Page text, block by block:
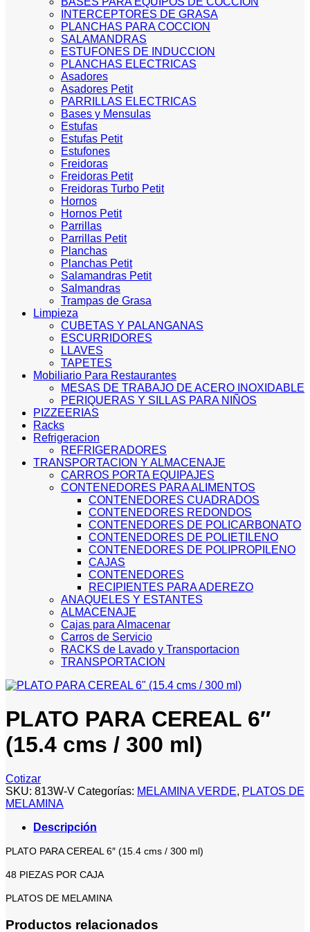
INTERCEPTORES DE GRASA
PLANCHAS PARA COCCION
SALAMANDRAS
ESTUFONES DE INDUCCION
PLANCHAS ELECTRICAS
Asadores
Asadores Petit
PARRILLAS ELECTRICAS
Bases y Mensulas
Estufas
Estufas Petit
Estufones
Freidoras
Freidoras Petit
Freidoras Turbo Petit
Hornos
Hornos Petit
Parrillas
Parrillas Petit
Planchas
Planchas Petit
Salamandras Petit
Salmandras
Trampas de Grasa
Limpieza
CUBETAS Y PALANGANAS
ESCURRIDORES
LLAVES
TAPETES
Mobiliario Para Restaurantes
MESAS DE TRABAJO DE ACERO INOXIDABLE
PERIQUERAS Y SILLAS PARA NIÑOS
PIZZEERIAS
Racks
Refrigeracion
REFRIGERADORES
TRANSPORTACION Y ALMACENAJE
CARROS PORTA EQUIPAJES
CONTENEDORES PARA ALIMENTOS
CONTENEDORES CUADRADOS
CONTENEDORES REDONDOS
CONTENEDORES DE POLICARBONATO
CONTENEDORES DE POLIETILENO
CONTENEDORES DE POLIPROPILENO
CAJAS
CONTENEDORES
RECIPIENTES PARA ADEREZO
ANAQUELES Y ESTANTES
ALMACENAJE
Cajas para Almacenar
Carros de Servicio
RACKS de Lavado y Transportacion
TRANSPORTACION
PLATO PARA CEREAL 6″
(15.4 cms / 300 ml)
Cotizar
SKU: 813W-V Categorías: MELAMINA VERDE, PLATOS DE
MELAMINA
Descripción
PLATO PARA CEREAL 6″ (15.4 cms / 300 ml)
48 PIEZAS POR CAJA
PLATOS DE MELAMINA
Productos relacionados